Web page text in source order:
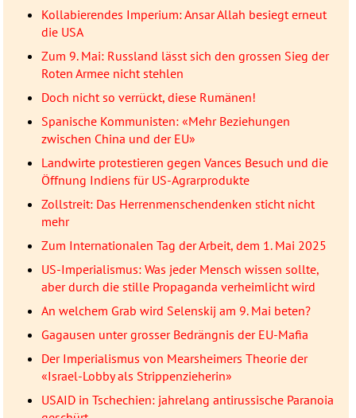
Kollabierendes Imperium: Ansar Allah besiegt erneut
die USA
Zum 9. Mai: Russland lässt sich den grossen Sieg der
Roten Armee nicht stehlen
Doch nicht so verrückt, diese Rumänen!
Spanische Kommunisten: «Mehr Beziehungen
zwischen China und der EU»
Landwirte protestieren gegen Vances Besuch und die
Öffnung Indiens für US-Agrarprodukte
Zollstreit: Das Herrenmenschendenken sticht nicht
mehr
Zum Internationalen Tag der Arbeit, dem 1. Mai 2025
US-Imperialismus: Was jeder Mensch wissen sollte,
aber durch die stille Propaganda verheimlicht wird
An welchem Grab wird Selenskij am 9. Mai beten?
Gagausen unter grosser Bedrängnis der EU-Mafia
Der Imperialismus von Mearsheimers Theorie der
«Israel-Lobby als Strippenzieherin»
USAID in Tschechien: jahrelang antirussische Paranoia